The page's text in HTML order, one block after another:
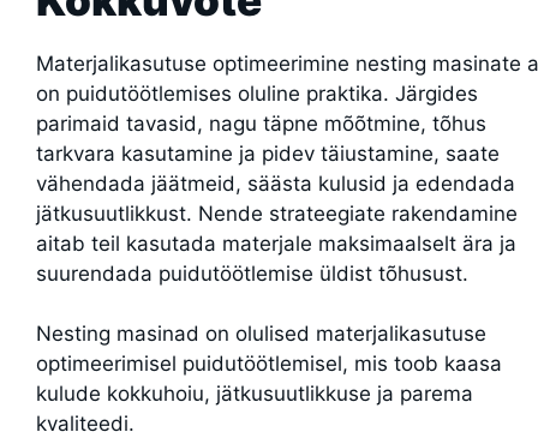
Materjalikasutuse optimeerimine nesting masinate
on puidutöötlemises oluline praktika. Järgides
parimaid tavasid, nagu täpne mõõtmine, tõhus
tarkvara kasutamine ja pidev täiustamine, saate
vähendada jäätmeid, säästa kulusid ja edendada
jätkusuutlikkust. Nende strateegiate rakendamine
aitab teil kasutada materjale maksimaalselt ära ja
suurendada puidutöötlemise üldist tõhusust.
Nesting masinad on olulised materjalikasutuse
optimeerimisel puidutöötlemisel, mis toob kaasa
kulude kokkuhoiu, jätkusuutlikkuse ja parema
kvaliteedi.